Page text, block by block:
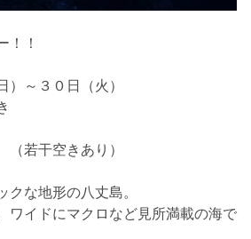
！
～３０日（火）
若干空きあり）
な地形の八丈島。
ワイドにマクロなど見所満載の海で